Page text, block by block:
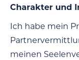
Charakter und
Ich habe mein
meinen